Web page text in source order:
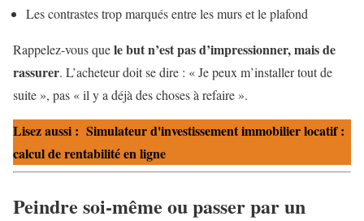
Les contrastes trop marqués entre les murs et le plafond
Rappelez-vous quele but n’est pas d’impressionner, mais de
rassurer. L’acheteur doit se dire : « Je peux m’installer tout de
suite », pas « il y a déjà des choses à refaire ».
Lisez aussi : Simulateur d'investissement immobilier locatif :
calcul de rentabilité en ligne
Peindre soi-même ou passer par un